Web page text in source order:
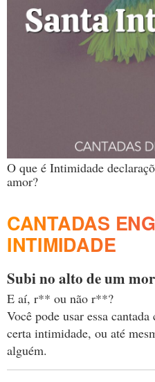
O que é Intimidade
amor?
CANTADAS
INTIMIDADE
Subi no alto de um
E aí, r** ou não r**?
Você pode usar essa
certa intimidade, ou até
alguém.